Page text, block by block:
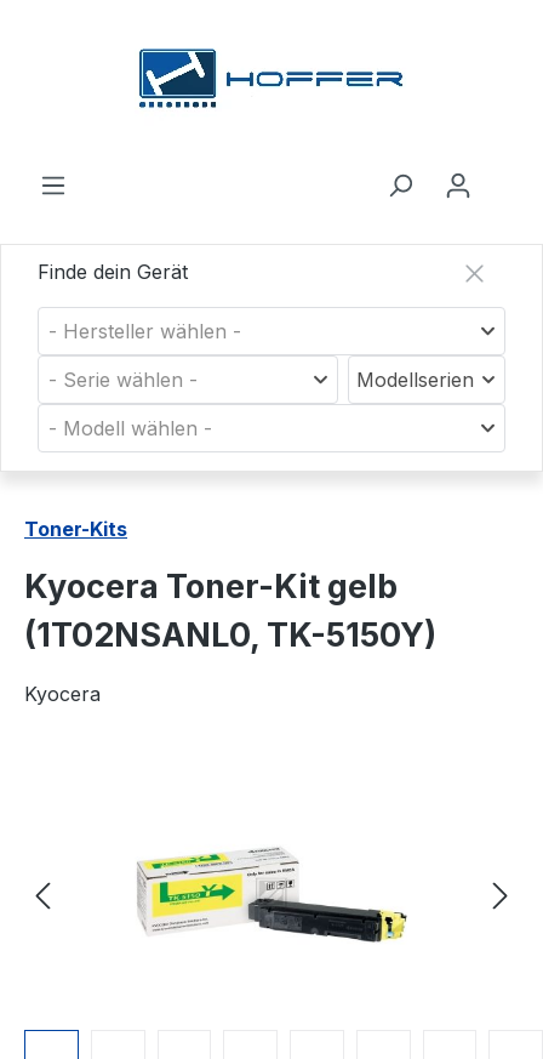
Finde dein Gerät
- Hersteller wählen -
- Serie wählen -
Modellserien
- Modell wählen -
Toner-Kits
Kyocera Toner-Kit gelb
(1T02NSANL0, TK-5150Y)
Kyocera